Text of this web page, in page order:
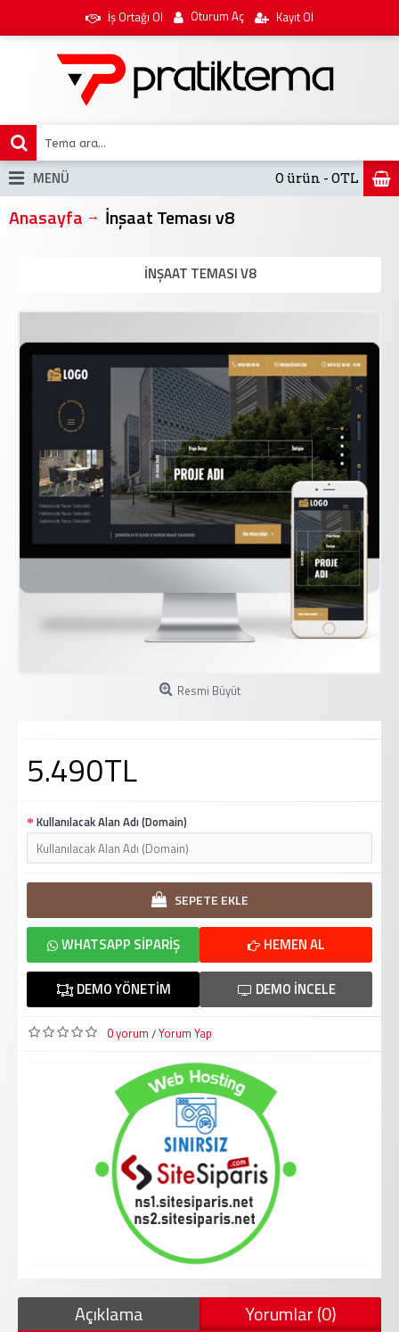
İş Ortağı Ol Oturum Aç Kayıt Ol
0 ürün - 0TL
MENÜ
Anasayfa İnşaat Teması v8
İNŞAAT TEMASI V8
Resmi Büyüt
5.490TL
Kullanılacak Alan Adı (Domain)
SEPETE EKLE
HEMEN AL
WHATSAPP SIPARIŞ
DEMO İNCELE
DEMO YÖNETIM
0 yorum /Yorum Yap
Açıklama
Yorumlar (0)